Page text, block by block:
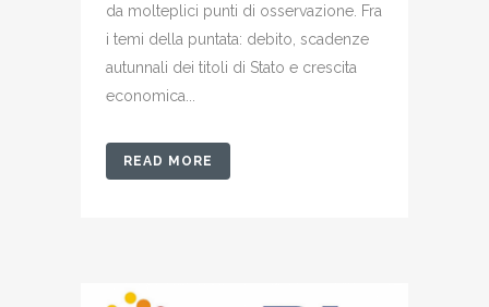
da molteplici punti di osservazione. Fra
i temi della puntata: debito, scadenze
autunnali dei titoli di Stato e crescita
economica...
READ MORE